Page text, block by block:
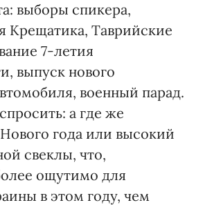
выборы спикера,
Крещатика, Таврийские
7-летия
выпуск нового
военный парад.
а где же
года или высокий
свеклы, что,
ощутимо для
в этом году, чем